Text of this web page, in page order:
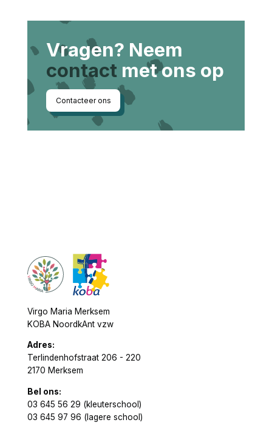
Vragen? Neem
contact met ons op
Contacteer ons
Virgo Maria Merksem
KOBA NoordkAnt vzw
Adres:
Terlindenhofstraat 206 - 220
2170 Merksem
Bel ons:
03 645 56 29 (kleuterschool)
03 645 97 96 (lagere school)